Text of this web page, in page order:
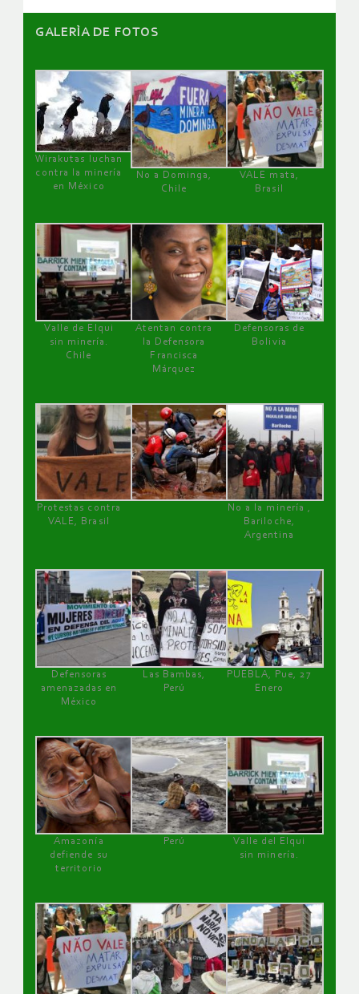
GALERÌA DE FOTOS
Wirakutas luchan
contra la minería
en México
No a Dominga,
Chile
VALE mata,
Brasil
Valle de Elqui
sin minería.
Chile
Atentan contra
la Defensora
Francisca
Márquez
Defensoras de
Bolivia
Protestas contra
VALE, Brasil
No a la minería ,
Bariloche,
Argentina
Defensoras
amenazadas en
México
Las Bambas,
Perú
PUEBLA, Pue, 27
Enero
Amazonía
defiende su
territorio
Perú
Valle del Elqui
sin minería.